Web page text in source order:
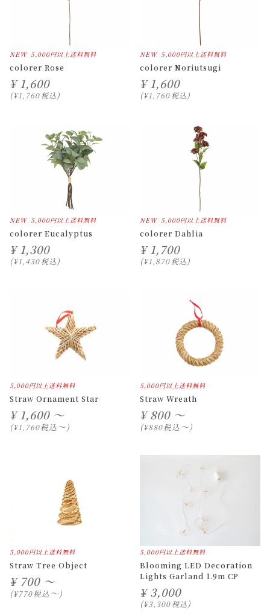
NEW 5,000円以上送料無料
colorer Rose
¥ 1,600
¥1,760税込
NEW 5,000円以上送料無料
colorer Noriutsugi
¥ 1,600
¥1,760税込
NEW 5,000円以上送料無料
colorer Eucalyptus
¥ 1,300
¥1,430税込
NEW 5,000円以上送料無料
colorer Dahlia
¥ 1,700
¥1,870税込
5,000円以上送料無料
Straw Ornament Star
¥ 1,600 ～
¥1,760税込〜
5,000円以上送料無料
Straw Wreath
¥ 800 ～
¥880税込〜
5,000円以上送料無料
Straw Tree Object
¥ 700 ～
¥770税込〜
5,000円以上送料無料
Blooming LED Decoration
Lights Garland 1.9m CP
¥ 3,000
¥3,300税込